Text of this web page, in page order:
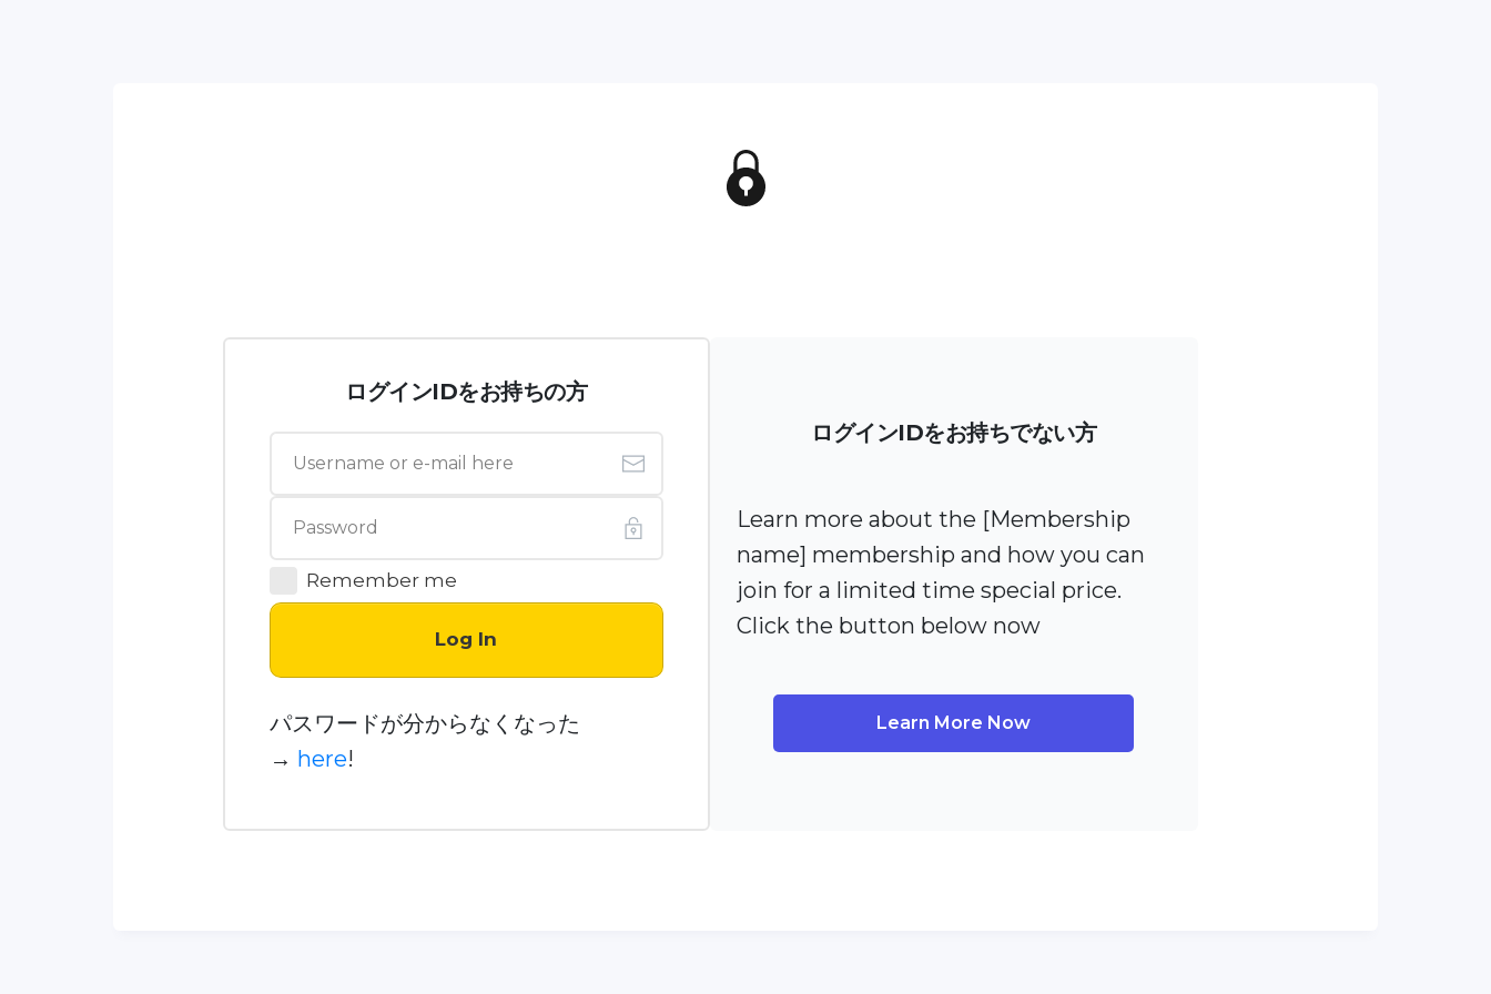
ログインIDをお持ちの方
Remember me
Log In
パスワードが分からなくなった
→ here!
ログインIDをお持ちでない方
Learn more about the [Membership
name] membership and how you can
join for a limited time special price.
Click the button below now
Learn More Now